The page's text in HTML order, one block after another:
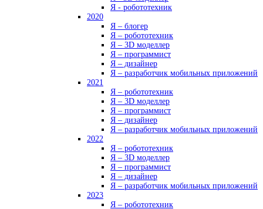
Я - робототехник
2020
Я – блогер
Я – робототехник
Я – 3D моделлер
Я – программист
Я – дизайнер
Я – разработчик мобильных приложений
2021
Я – робототехник
Я – 3D моделлер
Я – программист
Я – дизайнер
Я – разработчик мобильных приложений
2022
Я – робототехник
Я – 3D моделлер
Я – программист
Я – дизайнер
Я – разработчик мобильных приложений
2023
Я – робототехник